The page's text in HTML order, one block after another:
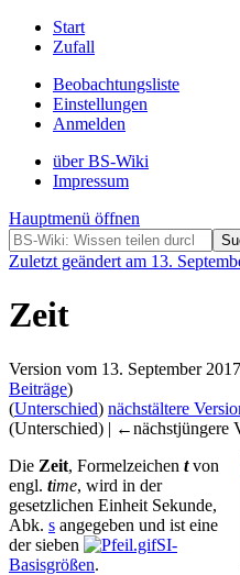
Start
Zufall
Beobachtungsliste
Einstellungen
Anmelden
über BS-Wiki
Impressum
Hauptmenü öffnen
Zuletzt geändert am 13.
Zeit
Version vom 13. September
Beiträge)
(Unterschied) nächstältere
(Unterschied) | ←nächstjüngere
Die Zeit, Formelzeichen tvon
engl. time, wird in der
gesetzlichen Einheit Sekunde,
Abk. s angegeben und ist eine
der sieben
SI-
Basisgrößen.